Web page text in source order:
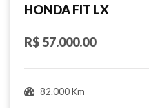
HONDA FIT LX
R$ 57.000.00
82.000 Km